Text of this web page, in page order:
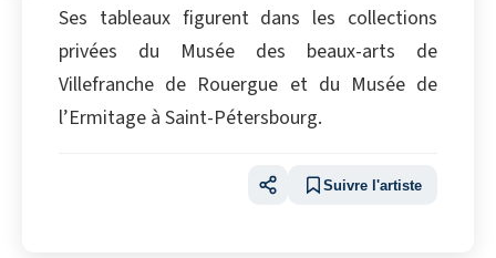
Ses tableaux figurent dans les collections
privées du Musée des beaux-arts de
Villefranche de Rouergue et du Musée de
l’Ermitage à Saint-Pétersbourg.
Suivre l'artiste